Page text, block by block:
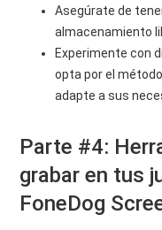
Asegúrate de
almacenamiento
Experimente con
opta por el
adapte a sus
Parte #4:
grabar en tus
FoneDog